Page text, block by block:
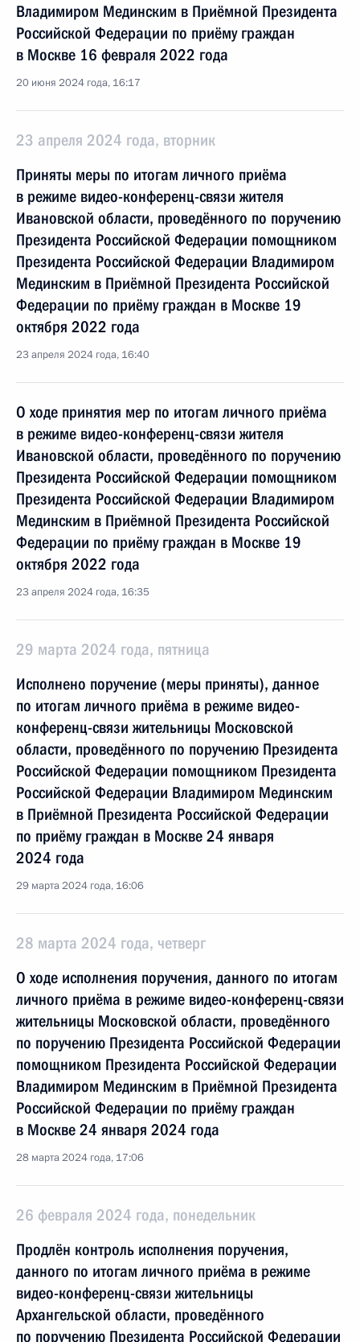
Владимиром Мединским в Приёмной Президента
Российской Федерации по приёму граждан
в Москве 16 февраля 2022 года
20 июня 2024 года, 16:17
23 апреля 2024 года, вторник
Приняты меры по итогам личного приёма
в режиме видео-конференц-связи жителя
Ивановской области, проведённого по поручению
Президента Российской Федерации помощником
Президента Российской Федерации Владимиром
Мединским в Приёмной Президента Российской
Федерации по приёму граждан в Москве 19
октября 2022 года
23 апреля 2024 года, 16:40
О ходе принятия мер по итогам личного приёма
в режиме видео-конференц-связи жителя
Ивановской области, проведённого по поручению
Президента Российской Федерации помощником
Президента Российской Федерации Владимиром
Мединским в Приёмной Президента Российской
Федерации по приёму граждан в Москве 19
октября 2022 года
23 апреля 2024 года, 16:35
29 марта 2024 года, пятница
Исполнено поручение (меры приняты), данное
по итогам личного приёма в режиме видео-
конференц-связи жительницы Московской
области, проведённого по поручению Президента
Российской Федерации помощником Президента
Российской Федерации Владимиром Мединским
в Приёмной Президента Российской Федерации
по приёму граждан в Москве 24 января
2024 года
29 марта 2024 года, 16:06
28 марта 2024 года, четверг
О ходе исполнения поручения, данного по итогам
личного приёма в режиме видео-конференц-связи
жительницы Московской области, проведённого
по поручению Президента Российской Федерации
помощником Президента Российской Федерации
Владимиром Мединским в Приёмной Президента
Российской Федерации по приёму граждан
в Москве 24 января 2024 года
28 марта 2024 года, 17:06
26 февраля 2024 года, понедельник
Продлён контроль исполнения поручения,
данного по итогам личного приёма в режиме
видео-конференц-связи жительницы
Архангельской области, проведённого
по поручению Президента Российской Федерации